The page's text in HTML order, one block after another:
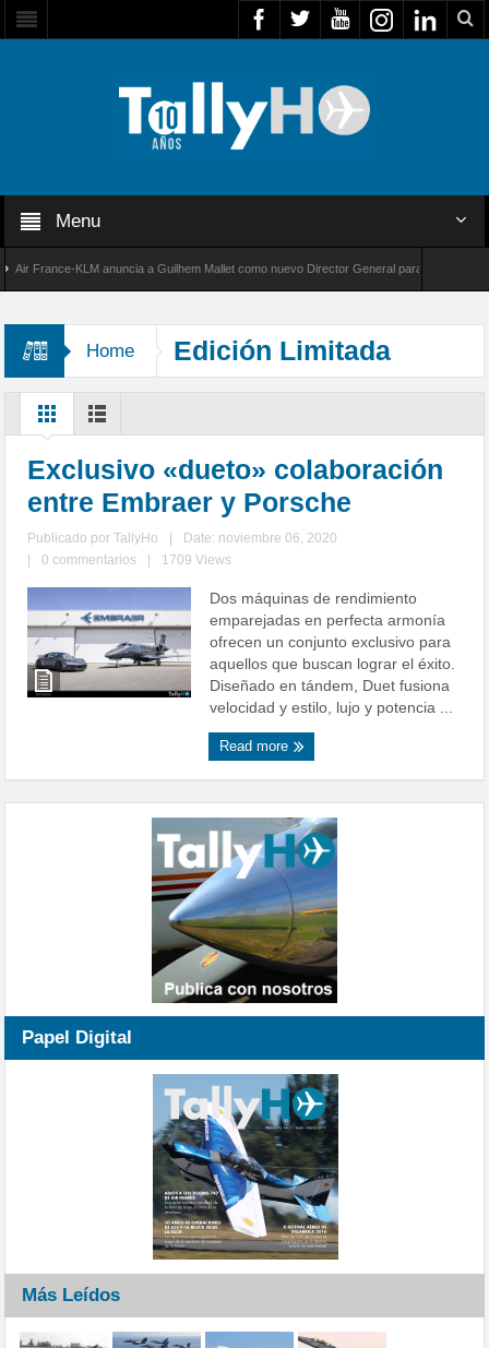
Menu
France-KLM anuncia a Guilhem Mallet como nuevo Director General para América Latina
Home Edición Limitada
Exclusivo «dueto» colaboración
entre Embraer y Porsche
Publicado porTallyHo
Date: noviembre 06, 2020
0 commentarios 1709 Views
Dos máquinas de rendimiento
emparejadas en perfecta armonía
ofrecen un conjunto exclusivo para
aquellos que buscan lograr el éxito.
Diseñado en tándem, Duet fusiona
velocidad y estilo, lujo y potencia ...
Read more
Papel Digital
Más Leídos